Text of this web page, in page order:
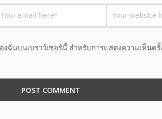
ฉันบนเบราว์เซอร์นี้ สำหรับการแสดงความเห็นครั้